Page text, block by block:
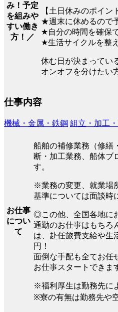
み！予定
を組みや
すい働き
方！／
【土日休みのポイン
★週末に休めるので
★自分の時間を確保
★生活サイクルを整
休む日が決まってい
オンオフを分けたい
仕事内容
機械・金属・鉄鋼 組立・加工
お仕事
につい
て
船舶の補修業務（修繕
断・加工業務、船体ブ
す。
※業務の変更、就業場
基準については面談時
◎この他、全国各地に
通勤のお仕事はもちろ
は、赴任旅費支給や生
円！
面倒な手配も全てお任
お仕事スタートできま
※福利厚生は勤務先に
※寮の有無は勤務先や